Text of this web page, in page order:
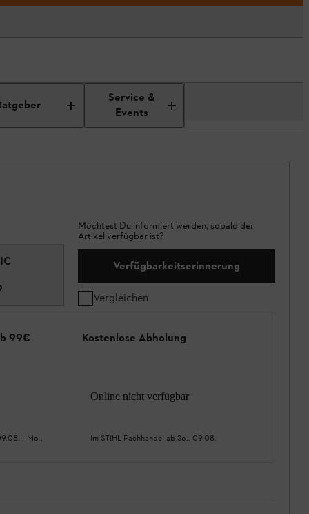
Service &
Events
Möchtest Du informiert werden, sobald der
Artikel verfügbar ist?
Verfügbarkeitserinnerung
Vergleichen
99€
- Mo.,
Kostenlose Abholung
Online nicht verfügbar
Im STIHL Fachhandel ab So., 09.08.